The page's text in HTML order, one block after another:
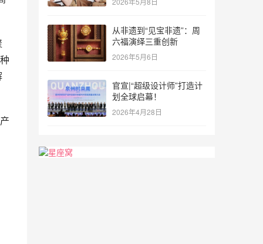
从非遗到“见宝非遗”：周
六福演绎三重创新
2026年5月6日
官宣|“超级设计师”打造计
划全球启幕！
2026年4月28日